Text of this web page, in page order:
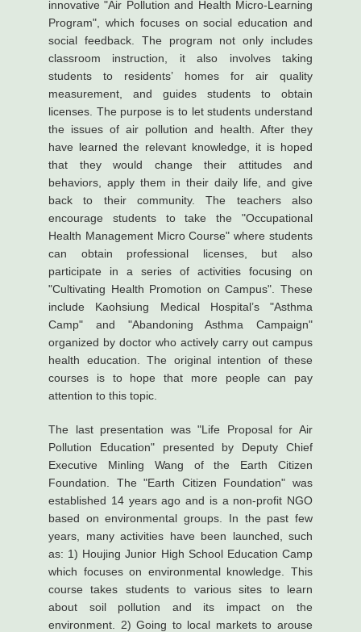
innovative "Air Pollution and Health Micro-Learning
Program", which focuses on social education and
social feedback. The program not only includes
classroom instruction, it also involves taking
students to residents’ homes for air quality
measurement, and guides students to obtain
licenses. The purpose is to let students understand
the issues of air pollution and health. After they
have learned the relevant knowledge, it is hoped
that they would change their attitudes and
behaviors, apply them in their daily life, and give
back to their community. The teachers also
encourage students to take the "Occupational
Health Management Micro Course" where students
can obtain professional licenses, but also
participate in a series of activities focusing on
"Cultivating Health Promotion on Campus". These
include Kaohsiung Medical Hospital’s "Asthma
Camp" and "Abandoning Asthma Campaign"
organized by doctor who actively carry out campus
health education. The original intention of these
courses is to hope that more people can pay
attention to this topic.
The last presentation was "Life Proposal for Air
Pollution Education" presented by Deputy Chief
Executive Minling Wang of the Earth Citizen
Foundation. The "Earth Citizen Foundation" was
established 14 years ago and is a non-profit NGO
based on environmental groups. In the past few
years, many activities have been launched, such
as: 1) Houjing Junior High School Education Camp
which focuses on environmental knowledge. This
course takes students to various sites to learn
about soil pollution and its impact on the
environment. 2) Going to local markets to arouse